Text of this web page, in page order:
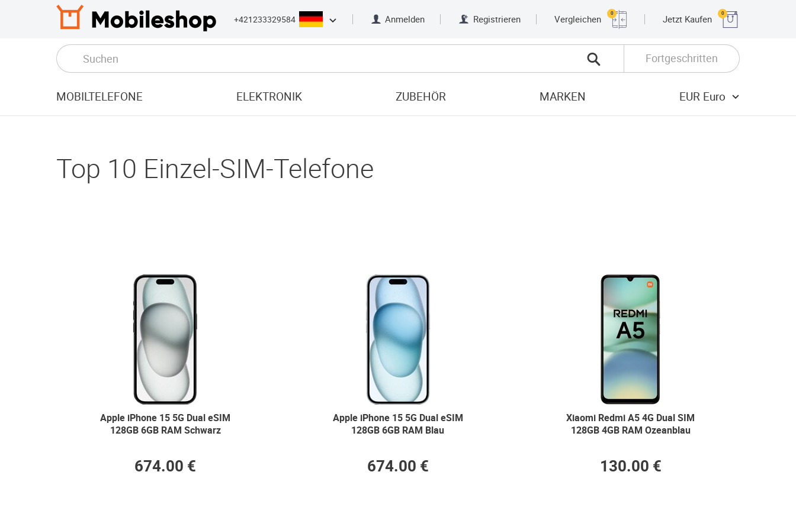
+421233329584 Anmelden Registrieren Vergleichen
0
Jetzt Kaufen
0
Fortgeschritten
MOBILTELEFONE ELEKTRONIK ZUBEHÖR MARKEN EUR Euro
Top 10 Einzel-SIM-Telefone
Apple iPhone 15 5G Dual eSIM
128GB 6GB RAM Schwarz
674.00 €
Apple iPhone 15 5G Dual eSIM
128GB 6GB RAM Blau
674.00 €
Xiaomi Redmi A5 4G Dual SIM
128GB 4GB RAM Ozeanblau
130.00 €